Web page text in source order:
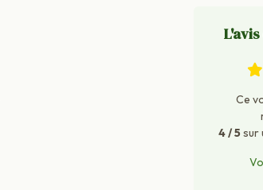
Ce
4 / 5sur